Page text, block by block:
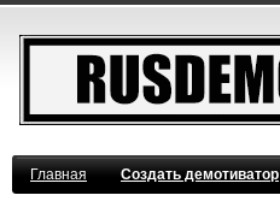
Главная Создать демотиватор